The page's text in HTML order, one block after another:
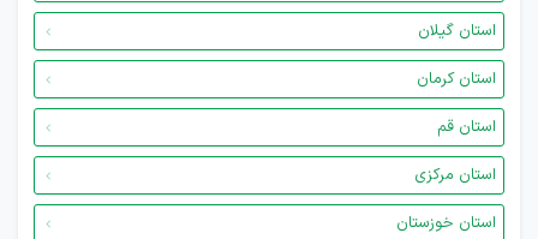
استان گیلان
استان کرمان
استان قم
استان مرکزی
استان خوزستان